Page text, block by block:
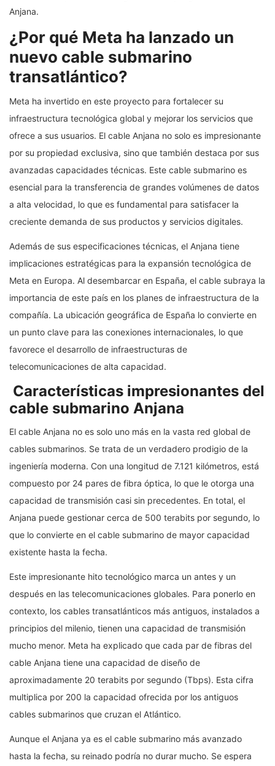
Anjana.
¿Por qué Meta ha lanzado un
nuevo cable submarino
transatlántico?
Meta ha invertido en este proyecto para fortalecer su
infraestructura tecnológica global y mejorar los servicios que
ofrece a sus usuarios. El cable Anjana no solo es impresionante
por su propiedad exclusiva, sino que también destaca por sus
avanzadas capacidades técnicas. Este cable submarino es
esencial para la transferencia de grandes volúmenes de datos
a alta velocidad, lo que es fundamental para satisfacer la
creciente demanda de sus productos y servicios digitales.
Además de sus especificaciones técnicas, el Anjana tiene
implicaciones estratégicas para la expansión tecnológica de
Meta en Europa. Al desembarcar en España, el cable subraya la
importancia de este país en los planes de infraestructura de la
compañía. La ubicación geográfica de España lo convierte en
un punto clave para las conexiones internacionales, lo que
favorece el desarrollo de infraestructuras de
telecomunicaciones de alta capacidad.
Características impresionantes del
cable submarino Anjana
El cable Anjana no es solo uno más en la vasta red global de
cables submarinos. Se trata de un verdadero prodigio de la
ingeniería moderna. Con una longitud de 7.121 kilómetros, está
compuesto por 24 pares de fibra óptica, lo que le otorga una
capacidad de transmisión casi sin precedentes. En total, el
Anjana puede gestionar cerca de 500 terabits por segundo, lo
que lo convierte en el cable submarino de mayor capacidad
existente hasta la fecha.
Este impresionante hito tecnológico marca un antes y un
después en las telecomunicaciones globales. Para ponerlo en
contexto, los cables transatlánticos más antiguos, instalados a
principios del milenio, tienen una capacidad de transmisión
mucho menor. Meta ha explicado que cada par de fibras del
cable Anjana tiene una capacidad de diseño de
aproximadamente 20 terabits por segundo (Tbps). Esta cifra
multiplica por 200 la capacidad ofrecida por los antiguos
cables submarinos que cruzan el Atlántico.
Aunque el Anjana ya es el cable submarino más avanzado
hasta la fecha, su reinado podría no durar mucho. Se espera